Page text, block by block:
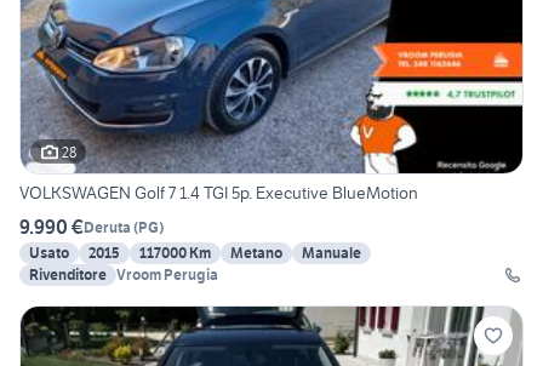
28
VOLKSWAGEN Golf 7 1.4 TGI 5p. Executive BlueMotion
9.990 €Deruta (PG)
Usato
2015 117000 Km Metano
Manuale
Rivenditore Vroom Perugia